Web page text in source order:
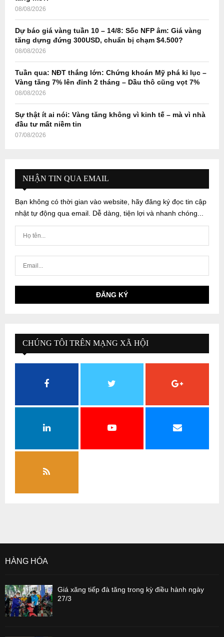
08/08/2026
Dự báo giá vàng tuần 10 – 14/8: Sốc NFP âm: Giá vàng
tăng dựng đứng 300USD, chuẩn bị chạm $4.500?
08/08/2026
Tuần qua: NĐT thắng lớn: Chứng khoán Mỹ phá kỉ lục –
Vàng tăng 7% lên đỉnh 2 tháng – Dầu thô cũng vọt 7%
08/08/2026
Sự thật ít ai nói: Vàng tăng không vì kinh tế – mà vì nhà
đầu tư mất niềm tin
07/08/2026
NHẬN TIN QUA EMAIL
Bạn không có thời gian vào website, hãy đăng ký đọc tin cập
nhật tự động qua email. Dễ dàng, tiện lợi và nhanh chóng...
CHÚNG TÔI TRÊN MẠNG XÃ HỘI
HÀNG HÓA
Giá xăng tiếp đà tăng trong kỳ điều hành ngày
27/3